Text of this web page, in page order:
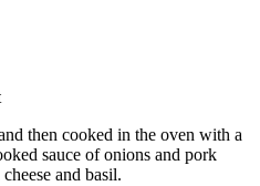
then cooked in the oven with a
sauce of onions and pork
and basil.